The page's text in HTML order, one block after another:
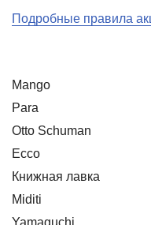
Mango
Para
Otto Schuman
Ecco
Книжная лавка
Miditi
Yamaguchi
Подробные правила